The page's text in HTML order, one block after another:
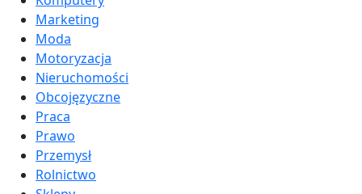
Marketing
Moda
Motoryzacja
Nieruchomości
Obcojęzyczne
Praca
Prawo
Przemysł
Rolnictwo